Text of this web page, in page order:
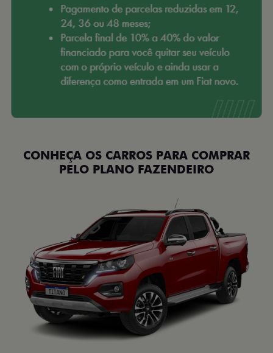
CONHEÇA OS CARROS PARA COMPRAR
PELO PLANO FAZENDEIRO